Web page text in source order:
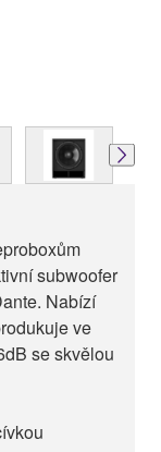
subwoofer
Nabízí
ve
se skvělou